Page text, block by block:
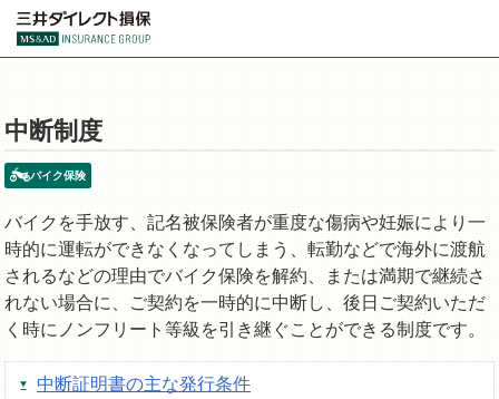
中断制度
バイク保険
バイクを手放す、記名被保険者が重度な傷病や妊娠により一
時的に運転ができなくなってしまう、転勤などで海外に渡航
されるなどの理由でバイク保険を解約、または満期で継続さ
れない場合に、ご契約を一時的に中断し、後日ご契約いただ
く時にノンフリート等級を引き継ぐことができる制度です。
中断証明書の主な発行条件